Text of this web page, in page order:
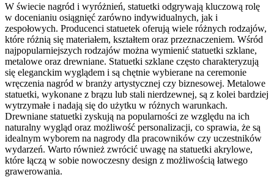
W świecie nagród i wyróżnień, statuetki odgrywają kluczową rolę
w docenianiu osiągnięć zarówno indywidualnych, jak i
zespołowych. Producenci statuetek oferują wiele różnych rodzajów,
które różnią się materiałem, kształtem oraz przeznaczeniem. Wśród
najpopularniejszych rodzajów można wymienić statuetki szklane,
metalowe oraz drewniane. Statuetki szklane często charakteryzują
się eleganckim wyglądem i są chętnie wybierane na ceremonie
wręczenia nagród w branży artystycznej czy biznesowej. Metalowe
statuetki, wykonane z brązu lub stali nierdzewnej, są z kolei bardziej
wytrzymałe i nadają się do użytku w różnych warunkach.
Drewniane statuetki zyskują na popularności ze względu na ich
naturalny wygląd oraz możliwość personalizacji, co sprawia, że są
idealnym wyborem na nagrody dla pracowników czy uczestników
wydarzeń. Warto również zwrócić uwagę na statuetki akrylowe,
które łączą w sobie nowoczesny design z możliwością łatwego
grawerowania.